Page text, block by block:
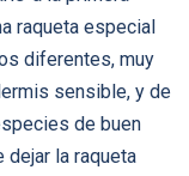
raqueta especial
diferentes, muy
sensible, y de
de buen
la raqueta